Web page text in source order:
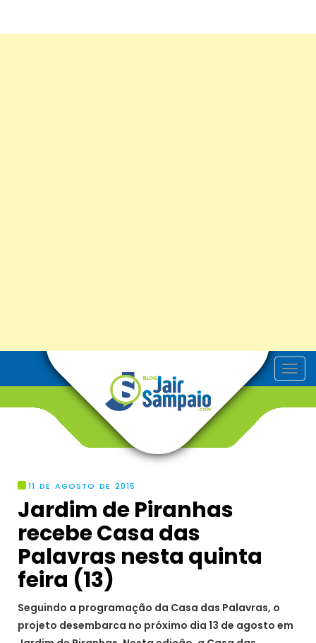
T
o
11 DE AGOSTO DE 2015
Jardim de Piranhas
recebe Casa das
Palavras nesta quinta
feira (13)
Seguindo a programação da Casa das Palavras, o
projeto desembarca no próximo dia 13 de agosto em